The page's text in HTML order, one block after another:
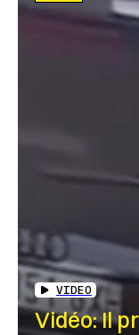
VIDEO
Vidéo: Il